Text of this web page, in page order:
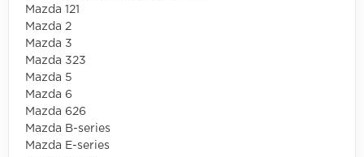
Mazda 121
Mazda 2
Mazda 3
Mazda 323
Mazda 5
Mazda 6
Mazda 626
Mazda B-series
Mazda E-series